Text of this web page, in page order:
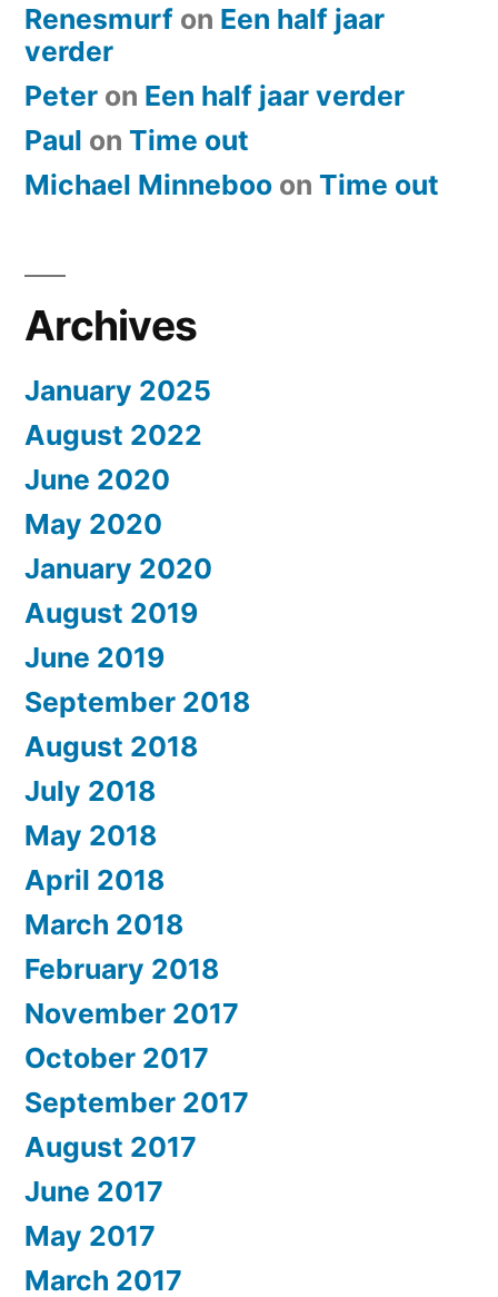
Renesmurf on Een half jaar
verder
Peter on Een half jaar verder
Paul on ​Time out
Michael Minneboo on ​Time out
Archives
January 2025
August 2022
June 2020
May 2020
January 2020
August 2019
June 2019
September 2018
August 2018
July 2018
May 2018
April 2018
March 2018
February 2018
November 2017
October 2017
September 2017
August 2017
June 2017
May 2017
March 2017